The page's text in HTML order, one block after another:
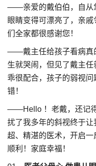
——亲爱的戴伯伯，自从
眼睛变得可漂亮了，亲
们全家都很感谢您！
——戴主任给孩子看病真
生就哭闹，但见了戴主
乖很配合，孩子的弱视
错！
——Hello ！老戴，还记
扰了我多年的斜视终于
超、精湛的医术，开启
顺利！家庭幸福！